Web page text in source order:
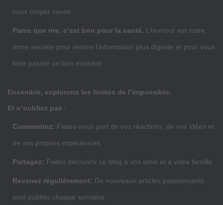
vous croyez savoir.
Parce que rire, c’est bon pour la santé. L’humour est notre
arme secrète pour rendre l’information plus digeste et pour vous
faire passer un bon moment.
Ensemble, explorons les limites de l’impossible.
Et n’oubliez pas :
Commentez: Faites-nous part de vos réactions, de vos idées et
de vos propres expériences.
Partagez: Faites découvrir ce blog à vos amis et à votre famille.
Revenez régulièrement: De nouveaux articles passionnants
sont publiés chaque semaine.